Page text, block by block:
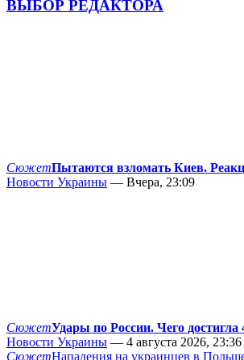
ВЫБОР РЕДАКТОРА
СюжетПытаются взломать Киев.
Новости Украины — Вчера, 23:09
СюжетУдары по России. Чего достигла
Новости Украины — 4 августа 2026, 23:36
СюжетНападения на украинцев в